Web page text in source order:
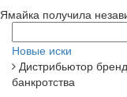
Ямайка получила
Новые иски
Дистрибьютор